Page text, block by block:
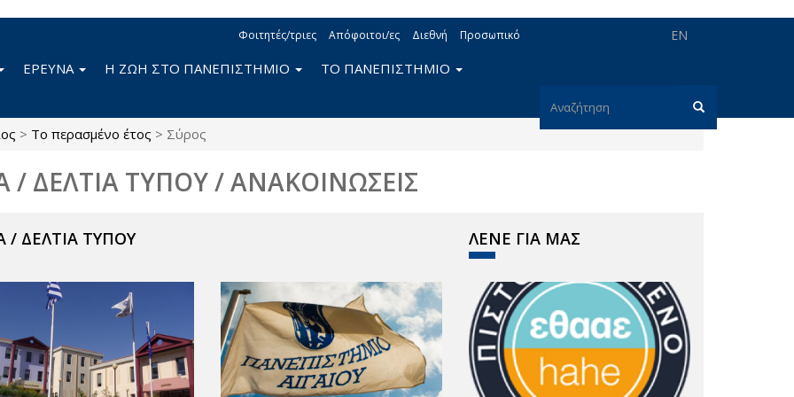
EN
Φοιτητές/τριες Απόφοιτοι/ες Διεθνή Προσωπικό
Φόρμα
ΕΡΕΥΝΑ Η ΖΩΗ ΣΤΟ ΠΑΝΕΠΙΣΤΗΜΙΟ ΤΟ ΠΑΝΕΠΙΣΤΗΜΙΟ
> Το περασμένο έτος > Σύρος
/ ΔΕΛΤΙΑ ΤΥΠΟΥ / ΑΝΑΚΟΙΝΩΣΕΙΣ
/ ΔΕΛΤΙΑ ΤΥΠΟΥ ΛΕΝΕ ΓΙΑ ΜΑΣ